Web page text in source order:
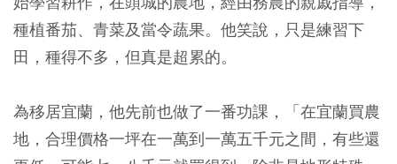
種植番茄、青菜及當令蔬果。他笑說，只是練習下
田，種得不多，但真是超累的。
為移居宜蘭，他先前也做了一番功課，「在宜蘭買農
地，合理價格一坪在一萬到一萬五千元之間，有些還